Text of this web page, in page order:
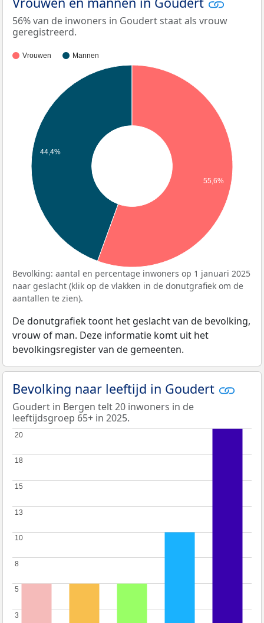
56% van de inwoners in Goudert staat als vrouw
geregistreerd.
Vrouwen Mannen
44,4%
55,6%
Bevolking: aantal en percentage inwoners op 1 januari 2025
naar geslacht (klik op de vlakken in de donutgrafiek om de
aantallen te zien).
De donutgrafiek toont het geslacht van de bevolking,
vrouw of man. Deze informatie komt uit het
bevolkingsregister van de gemeenten.
Bevolking naar leeftijd in Goudert
Goudert in Bergen telt 20 inwoners in de
leeftijdsgroep 65+ in 2025.
3
3
5
5
8
8
10
10
13
13
15
15
18
18
20
20